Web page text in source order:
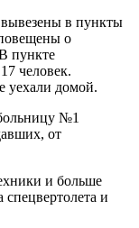
вывезены в пункты
о
пункте
человек.
уехали домой.
№1
от
и больше
и